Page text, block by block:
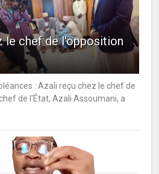
le chef de l'opposition
: Azali reçu chez le chef de
de l'État, Azali Assoumani, a